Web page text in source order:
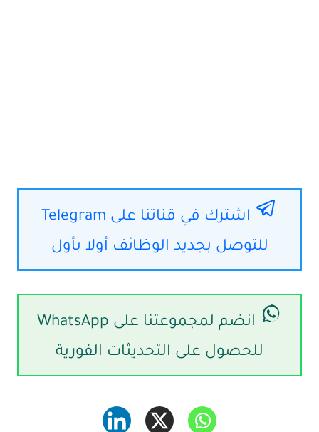
اشترك في قناتنا على Telegram
للتوصل بجديد الوظائف أولا بأول
انضم لمجموعتنا على WhatsApp
للحصول على التحديثات الفورية